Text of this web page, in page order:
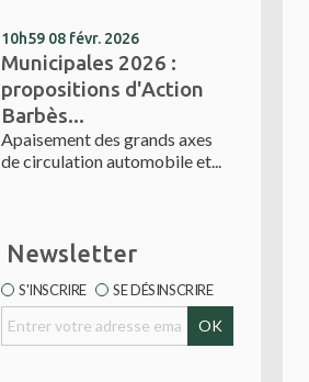
10h59 08 févr. 2026
Municipales 2026 :
propositions d'Action
Barbès...
Apaisement des grands axes
de circulation automobile et...
Newsletter
S'INSCRIRE SE DÉSINSCRIRE